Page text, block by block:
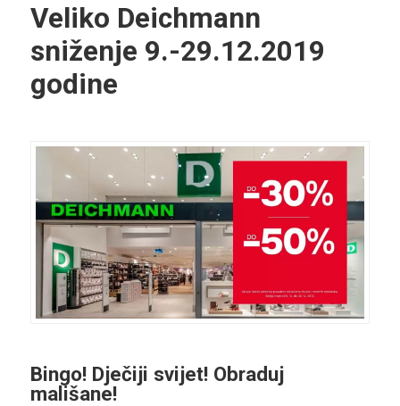
Veliko Deichmann
sniženje 9.-29.12.2019
godine
Bingo! Dječiji svijet! Obraduj
mališane!